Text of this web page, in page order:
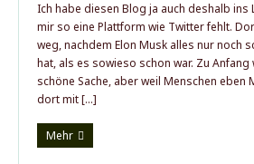
Ich habe diesen Blog ja auch deshalb ins
mir so eine Plattform wie Twitter fehlt.
weg, nachdem Elon Musk alles nur noch
hat, als es sowieso schon war. Zu
schöne Sache, aber weil Menschen eben
dort mit […]
Mehr